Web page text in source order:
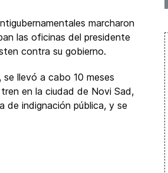
marcharon
las oficinas del presidente
contra su gobierno.
llevó a cabo 10 meses
en la ciudad de Novi Sad,
de indignación pública, y se